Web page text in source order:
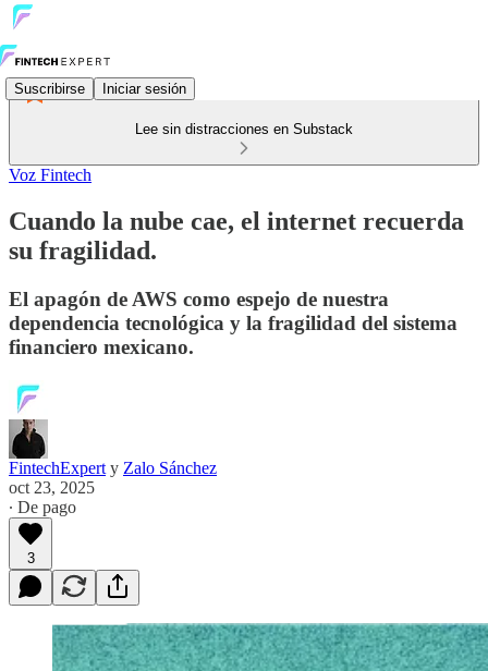
Suscribirse Iniciar sesión
Lee sin distracciones en Substack
Voz Fintech
Cuando la nube cae, el internet recuerda
su fragilidad.
El apagón de AWS como espejo de nuestra
dependencia tecnológica y la fragilidad del sistema
financiero mexicano.
FintechExpert y Zalo Sánchez
oct 23, 2025
∙ De pago
3